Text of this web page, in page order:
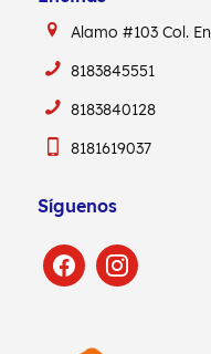
Alamo #103Col.
8183845551
8183840128
8181619037
Síguenos